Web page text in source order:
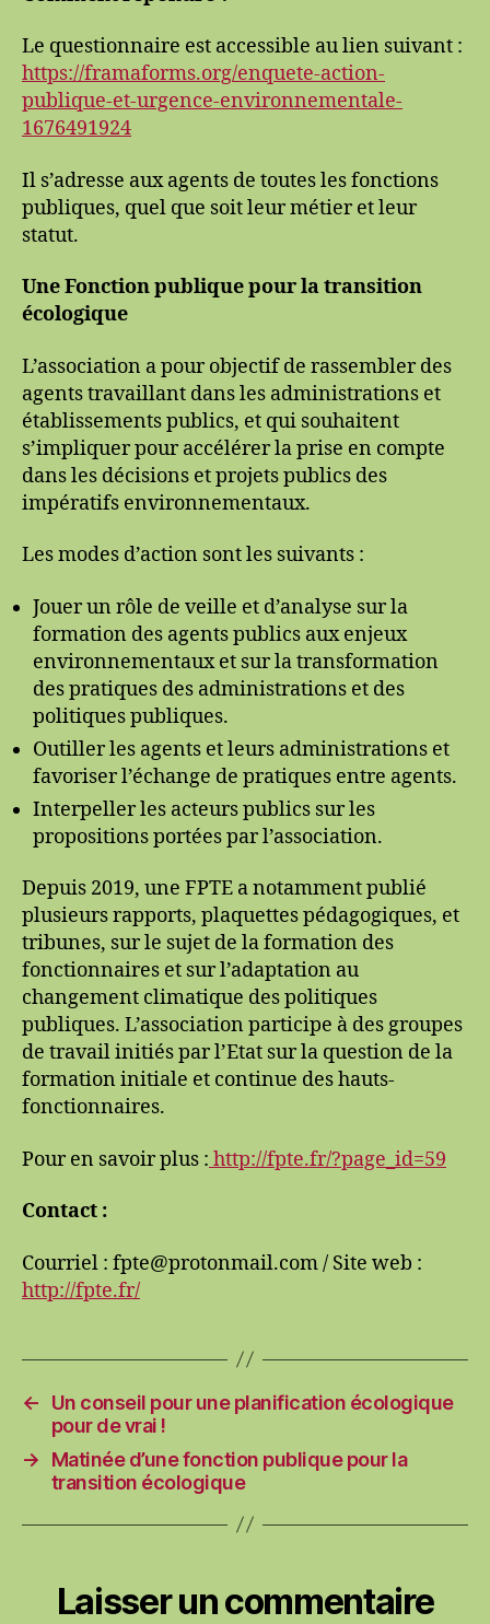
Le questionnaire est accessible au lien suivant :
https://framaforms.org/enquete-action-
publique-et-urgence-environnementale-
1676491924
Il s’adresse aux agents de toutes les fonctions
publiques, quel que soit leur métier et leur
statut.
Une Fonction publique pour la transition
écologique
L’association a pour objectif de rassembler des
agents travaillant dans les administrations et
établissements publics, et qui souhaitent
s’impliquer pour accélérer la prise en compte
dans les décisions et projets publics des
impératifs environnementaux.
Les modes d’action sont les suivants :
Jouer un rôle de veille et d’analyse sur la
formation des agents publics aux enjeux
environnementaux et sur la transformation
des pratiques des administrations et des
politiques publiques.
Outiller les agents et leurs administrations et
favoriser l’échange de pratiques entre agents.
Interpeller les acteurs publics sur les
propositions portées par l’association.
Depuis 2019, une FPTE a notamment publié
plusieurs rapports, plaquettes pédagogiques, et
tribunes, sur le sujet de la formation des
fonctionnaires et sur l’adaptation au
changement climatique des politiques
publiques. L’association participe à des groupes
de travail initiés par l’Etat sur la question de la
formation initiale et continue des hauts-
fonctionnaires.
Pour en savoir plus : http://fpte.fr/?page_id=59
Contact :
Courriel : fpte@protonmail.com / Site web :
http://fpte.fr/
←
Un conseil pour une planification écologique
pour de vrai !
→
Matinée d’une fonction publique pour la
transition écologique
Laisser un commentaire